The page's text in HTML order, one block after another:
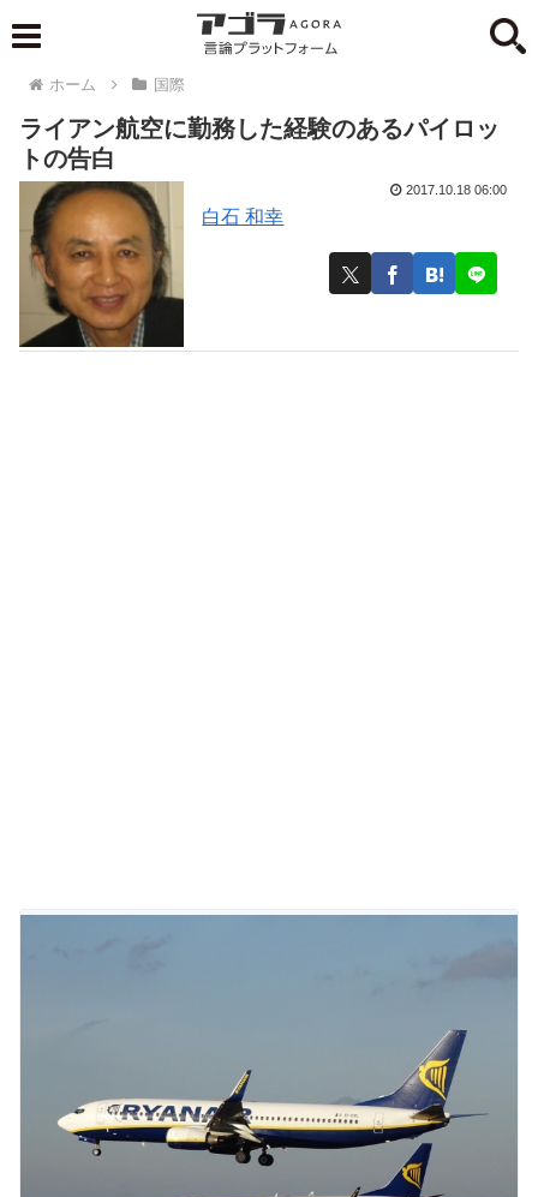
ホーム 国際
ライアン航空に勤務した経験のあるパイロッ
トの告白
白石 和幸
2017.10.18 06:00